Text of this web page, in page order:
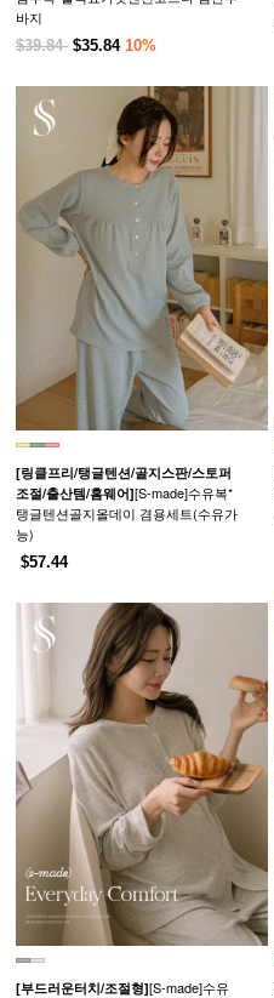
바지
$39.84 $35.84 10%
[링클프리/탱글텐션/골지스판/스토퍼
조절/출산템/홈웨어][S-made]수유복*
탱글텐션골지올데이 겸용세트(수유가
능)
$57.44
[부드러운터치/조절형][S-made]수유